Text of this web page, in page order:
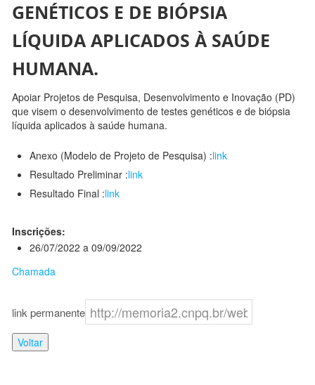
GENÉTICOS E DE BIÓPSIA
LÍQUIDA APLICADOS À SAÚDE
HUMANA.
Apoiar Projetos de Pesquisa, Desenvolvimento e Inovação (PD)
que visem o desenvolvimento de testes genéticos e de biópsia
líquida aplicados à saúde humana.
Anexo (Modelo de Projeto de Pesquisa) :link
Resultado Preliminar :link
Resultado Final :link
Inscrições:
26/07/2022 a 09/09/2022
Chamada
link permanente
Voltar